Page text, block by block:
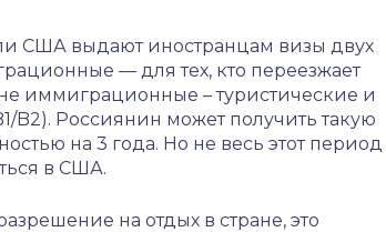
США выдают иностранцам визы двух
— для тех, кто переезжает
иммиграционные – туристические и
B2). Россиянин может получить такую
на 3 года. Но не весь этот период
в США.
на отдых в стране, это